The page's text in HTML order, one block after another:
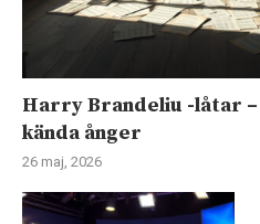
Harry Brandeliu -låtar –
kända ånger
26 maj, 2026